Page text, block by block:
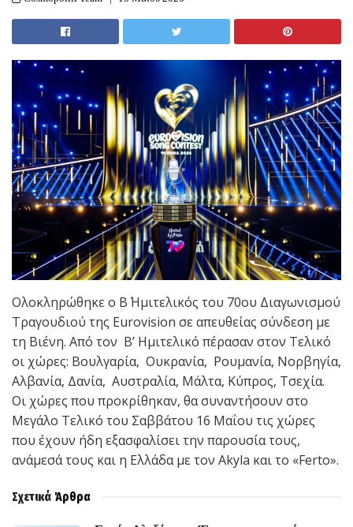
Ολοκληρώθηκε ο Β΄ Ημιτελικός του 70ου Διαγωνισμού
Τραγουδιού της Eurovision σε απευθείας σύνδεση με
τη Bιένη. Από τον Β’ Ημιτελικό πέρασαν στον Τελικό
οι χώρες: Βουλγαρία, Ουκρανία, Ρουμανία, Νορβηγία,
Αλβανία, Δανία, Αυστραλία, Μάλτα, Κύπρος, Τσεχία.
Οι χώρες που προκρίθηκαν, θα συναντήσουν στο
Μεγάλο Τελικό του Σαββάτου 16 Μαΐου τις χώρες
που έχουν ήδη εξασφαλίσει την παρουσία τους,
ανάμεσά τους και η Ελλάδα με τον Akyla και το «Ferto».
Σχετικά Άρθρα